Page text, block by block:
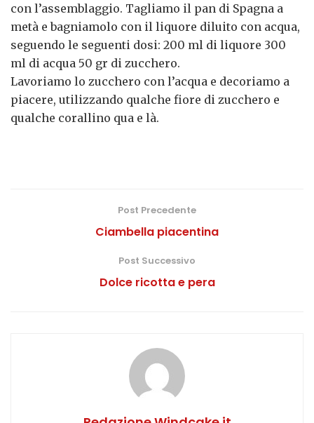
con l’assemblaggio. Tagliamo il pan di Spagna a
metà e bagniamolo con il liquore diluito con acqua,
seguendo le seguenti dosi: 200 ml di liquore 300
ml di acqua 50 gr di zucchero.
Lavoriamo lo zucchero con l’acqua e decoriamo a
piacere, utilizzando qualche fiore di zucchero e
qualche corallino qua e là.
Post Precedente
Ciambella piacentina
Post Successivo
Dolce ricotta e pera